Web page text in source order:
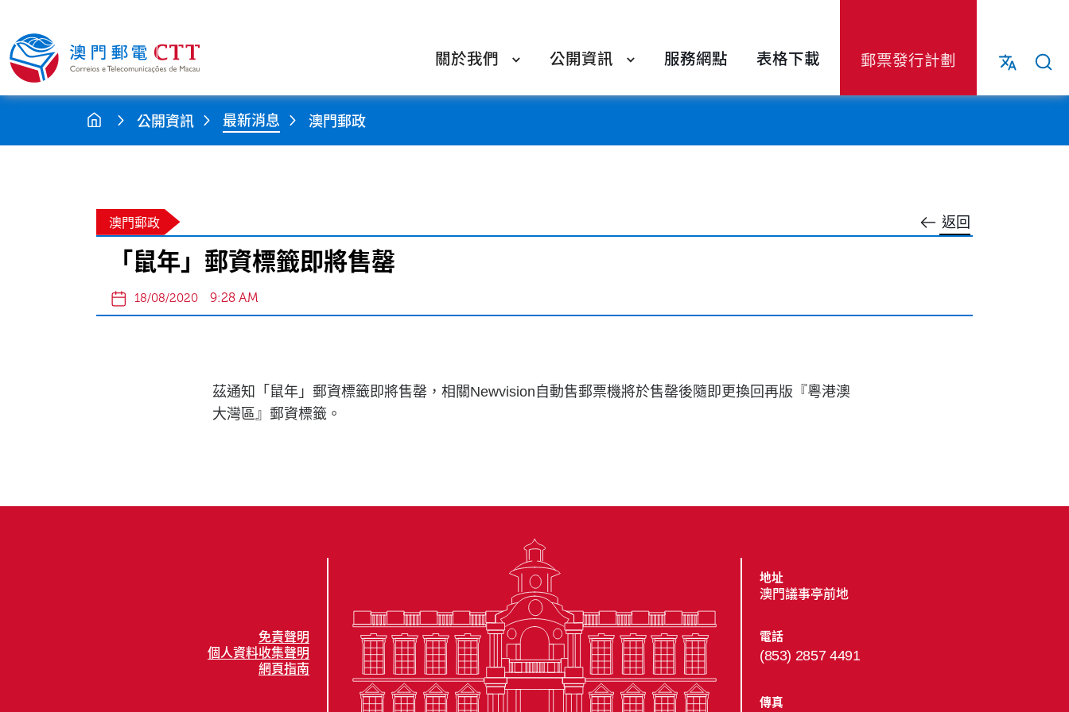
關於我們 公開資訊 服務網點 表格下載 郵票發行計劃
公開資訊 最新消息 澳門郵政
返回
澳門郵政
「鼠年」郵資標籤即將售罄
18/08/2020 9:28 AM
茲通知「鼠年」郵資標籤即將售罄，相關Newvision自動售郵票機將於售罄後隨即更換回再版『粵港澳
大灣區』郵資標籤。
免責聲明
個人資料收集聲明
網頁指南
地址
澳門議事亭前地
電話
(853) 2857 4491
傳真